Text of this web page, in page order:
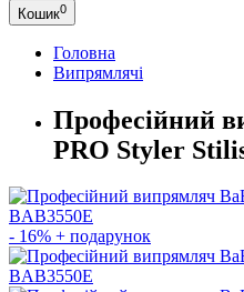
Кошик0
Головна
Випрямлячі
Професійний
PRO Styler
- 16% + подарунок